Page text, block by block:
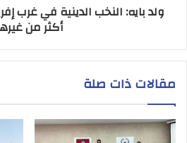
ولد بايه: النخب الدينية في غرب
أكثر من
مقالات ذات صلة